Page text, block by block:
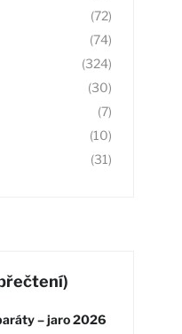
(72)
(74)
(324)
(30)
(7)
(10)
(31)
– jaro 2026